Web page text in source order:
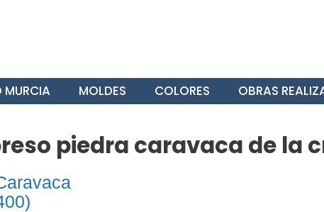
MURCIA MOLDES COLORES OBRAS
piedra caravaca de la